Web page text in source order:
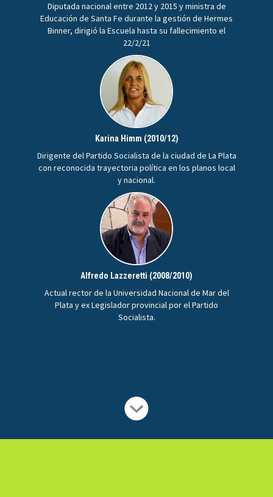
Diputada nacional entre 2012 y 2015 y ministra de
Educación de Santa Fe durante la gestión de Hermes
Binner, dirigió la Escuela hasta su fallecimiento el
22/2/21
Karina Himm (2010/12)
Dirigente del Partido Socialista de la ciudad de La Plata
con reconocida trayectoria política en los planos local
y nacional.
Alfredo Lazzeretti (2008/2010)
Actual rector de la Universidad Nacional de Mar del
Plata y ex Legislador provincial por el Partido
Socialista.